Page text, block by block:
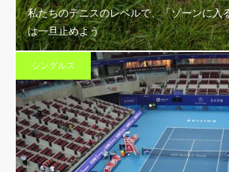
私たちのテニスのレベルで、「ゾーンに入
は一旦止めよう
シングルス